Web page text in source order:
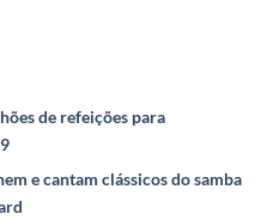
de refeições para
e cantam clássicos do samba